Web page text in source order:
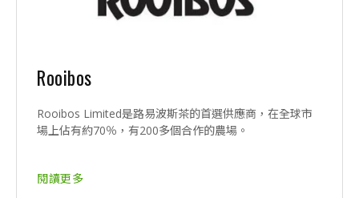
Rooibos
Rooibos Limited是路易波斯茶的首選供應商，在全球市
場上佔有約70％，有200多個合作的農場。
閱讀更多